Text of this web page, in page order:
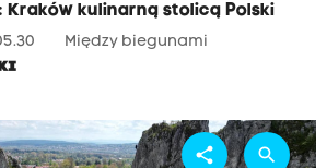
Kraków kulinarną stolicą Polski
Między biegunami
share search